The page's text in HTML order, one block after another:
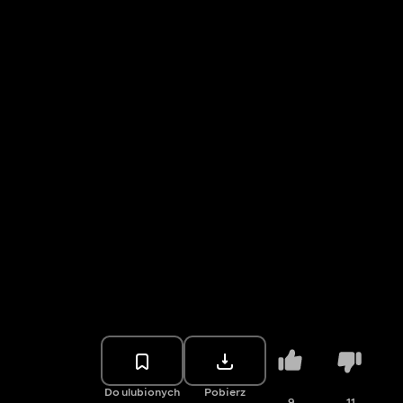
Do ulubionych Pobierz